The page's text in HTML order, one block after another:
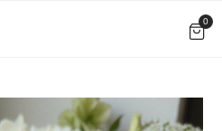
0